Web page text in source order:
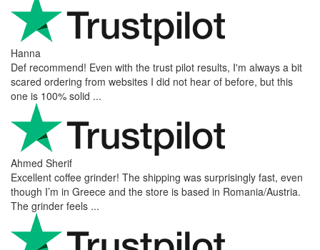
Hanna
Def recommend! Even with the trust pilot results, I'm always a bit
scared ordering from websites I did not hear of before, but this
one is 100% solid ...
Ahmed Sherif
Excellent coffee grinder! The shipping was surprisingly fast, even
though I’m in Greece and the store is based in Romania/Austria.
The grinder feels ...